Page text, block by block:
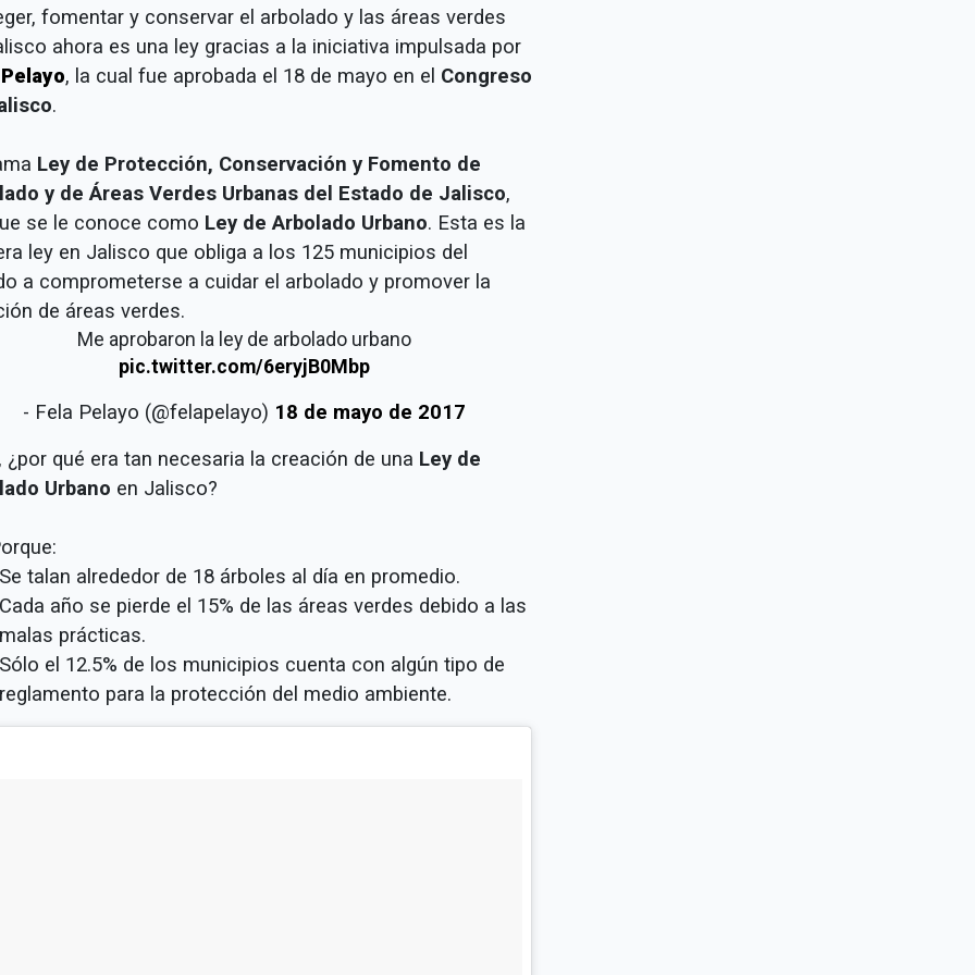
fomentar y conservar el arbolado y las áreas verdes
ahora es una ley gracias a la iniciativa impulsada por
, la cual fue aprobada el 18 de mayo en el Congreso
.
Ley de Protección, Conservación y Fomento de
y de Áreas Verdes Urbanas del Estado de Jalisco,
se le conoce como Ley de Arbolado Urbano. Esta es la
ley en Jalisco que obliga a los 125 municipios del
a comprometerse a cuidar el arbolado y promover la
de áreas verdes.
Me aprobaron la ley de arbolado urbano
pic.twitter.com/6eryjB0Mbp
- Fela Pelayo (@felapelayo) 18 de mayo de 2017
¿por qué era tan necesaria la creación de una Ley de
Urbano en Jalisco?
Se talan alrededor de 18 árboles al día en promedio.
Cada año se pierde el 15% de las áreas verdes debido a las
malas prácticas.
Sólo el 12.5% de los municipios cuenta con algún tipo de
reglamento para la protección del medio ambiente.